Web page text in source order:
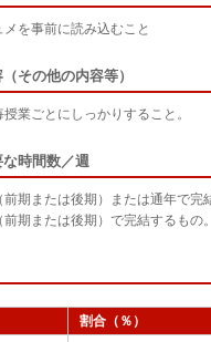
を事前に読み込むこと
その他の内容等）
業ごとにしっかりすること。
時間数／週
前期または後期）または通年で
前期または後期）で完結するも
割合（％）